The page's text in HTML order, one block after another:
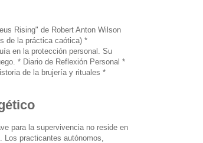
Rising" de Robert Anton Wilson
de la práctica caótica) *
en la protección personal. Su
* Diario de Reflexión Personal *
de la brujería y rituales *
para la supervivencia no reside en
practicantes autónomos,